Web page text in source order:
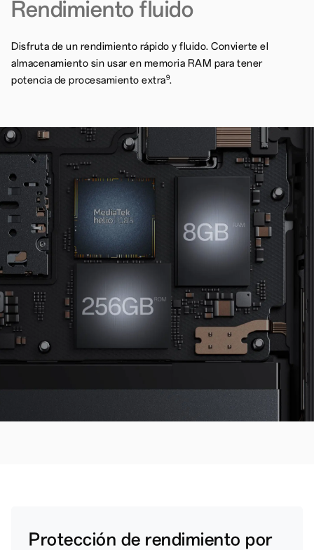
Rendimiento fluido
Disfruta de un rendimiento rápido y fluido. Convierte el
almacenamiento sin usar en memoria RAM para tener
potencia de procesamiento extra9.
Protección de rendimiento por